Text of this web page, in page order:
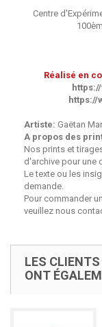
Centre
Réalisé en
Artiste: Gaëtan
A propos des
Nos prints et
d'archive pour une
Le texte ou les
demande.
Pour commander
veuillez nous
LES
ONT